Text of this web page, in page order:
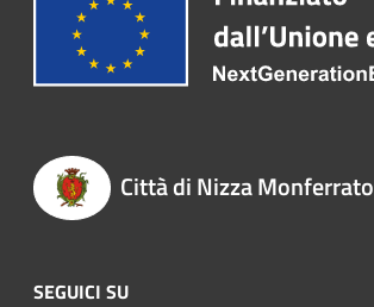
Città di Nizza Monferrato
SEGUICI SU